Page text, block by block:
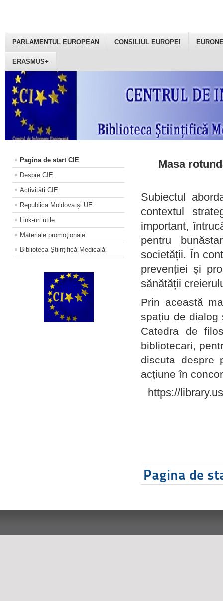
PARLAMENTUL EUROPEAN CONSILIUL EUROPEI
ERASMUS+
Pagina de start CIE
Despre CIE
Activități CIE
Republica Moldova și UE
Link-uri utile
Materiale promoţionale
Biblioteca Științifică Medicală
Masa
Subiectul
contextul
important,
pentru
societății. În
prevenției și
sănătății
Prin această
spațiu de dialog
Catedra de
bibliotecari,
discuta despre
acțiune în
https://
Pagina de